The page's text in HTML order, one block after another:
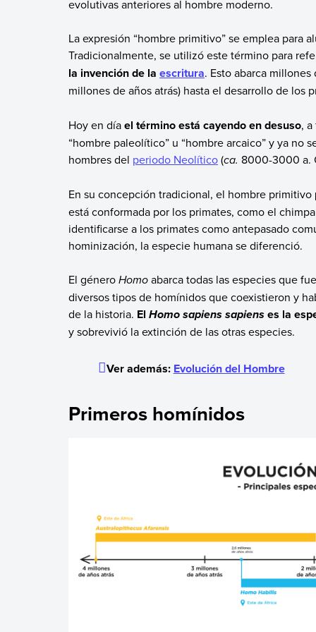
evolutivas anteriores al hombre moderno.
La expresión “hombre primitivo” se emplea para
Tradicionalmente, se utilizó este término para
la invención de la escritura. Esto abarca
millones de años atrás) hasta el desarrollo de los
Hoy en díael término está cayendo en desuso,
“hombre paleolítico” u “hombre arcaico” y ya no
hombres del periodo Neolítico(ca. 8000-3000 a.
En su concepción tradicional, el hombre primitivo
está conformada por los primates, como el
identificarse a los primates como antepasado
hominización, la especie humana se diferenció.
El géneroHomoabarca todas las especies que
diversos tipos de homínidos que coexistieron y
de la historia. El Homo sapiens sapienses la
y sobrevivió la extinción de las otras especies.
Ver además: Evolución del Hombre
Primeros homínidos